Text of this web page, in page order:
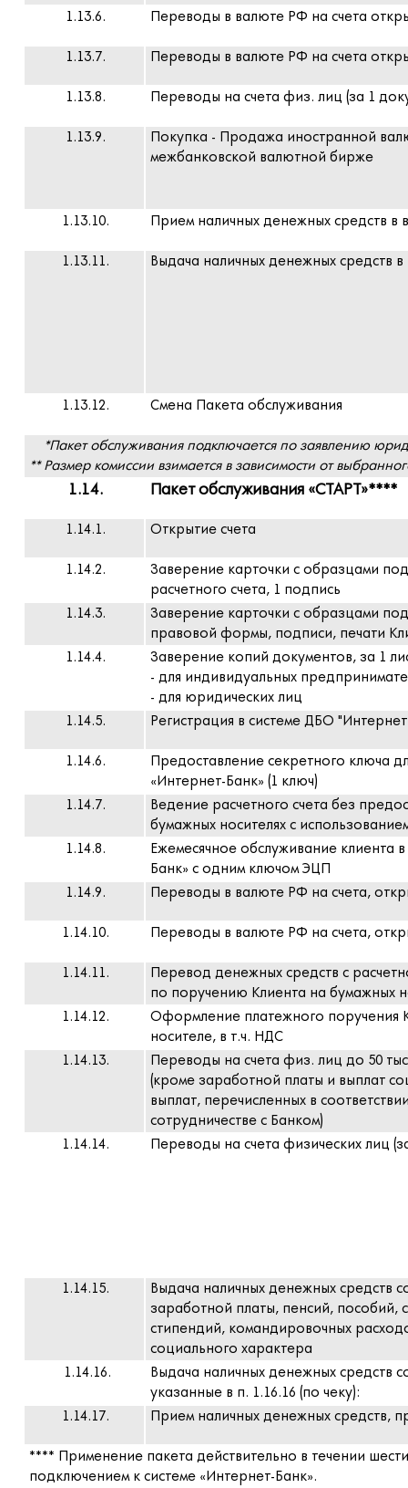
1.13.6. Переводы в валюте РФ на счета
1.13.7. Переводы в валюте РФ на счета
1.13.8. Переводы на счета физ. лиц (за 1
1.13.9.
Покупка - Продажа иностранной
межбанковской валютной бирже
1.13.10. Прием наличных денежных средств в
1.13.11. Выдача наличных денежных средств
1.13.12. Смена Пакета обслуживания
*Пакет обслуживания подключается по заявлению
** Размер комиссии взимается в зависимости от
1.14. Пакет обслуживания «СТАРТ»****
1.14.1. Открытие счета
1.14.2.
Заверение карточки с образцами
расчетного счета, 1 подпись
1.14.3.
Заверение карточки с образцами
правовой формы, подписи, печати
1.14.4.
Заверение копий документов, за 1
- для индивидуальных
- для юридических лиц
1.14.5.
Регистрация в системе ДБО
1.14.6.
Предоставление секретного ключа
«Интернет-Банк» (1 ключ)
1.14.7.
Ведение расчетного счета без
бумажных носителях с
1.14.8.
Ежемесячное обслуживание клиента
Банк» с одним ключом ЭЦП
1.14.9.
Переводы в валюте РФ на счета,
1.14.10. Переводы в валюте РФ на счета,
1.14.11.
Перевод денежных средств с
по поручению Клиента на бумажных
1.14.12.
Оформление платежного поручения
носителе, в т.ч. НДС
1.14.13.
Переводы на счета физ. лиц до 50
(кроме заработной платы и выплат
выплат, перечисленных в
сотрудничестве с Банком)
1.14.14.
Переводы на счета физических лиц
1.14.15.
Выдача наличных денежных средств
заработной платы, пенсий, пособий,
стипендий, командировочных
социального характера
1.14.16.
Выдача наличных денежных средств
указанные в п. 1.16.16 (по чеку):
1.14.17.
Прием наличных денежных средств,
**** Применение пакета действительно в течении
подключением к системе «Интернет-Банк».